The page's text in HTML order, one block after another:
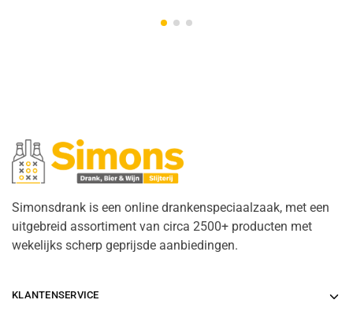
Simonsdrank is een online drankenspeciaalzaak, met een
uitgebreid assortiment van circa 2500+ producten met
wekelijks scherp geprijsde aanbiedingen.
KLANTENSERVICE